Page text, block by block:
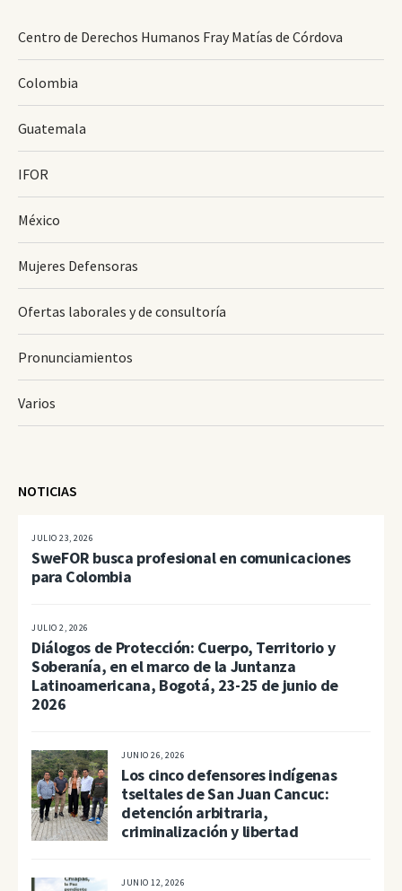
Centro de Derechos Humanos Fray Matías de Córdova
Colombia
Guatemala
IFOR
México
Mujeres Defensoras
Ofertas laborales y de consultoría
Pronunciamientos
Varios
NOTICIAS
JULIO 23, 2026
SweFOR busca profesional en comunicaciones
para Colombia
JULIO 2, 2026
Diálogos de Protección: Cuerpo, Territorio y
Soberanía, en el marco de la Juntanza
Latinoamericana, Bogotá, 23-25 de junio de
2026
JUNIO 26, 2026
Los cinco defensores indígenas
tseltales de San Juan Cancuc:
detención arbitraria,
criminalización y libertad
JUNIO 12, 2026